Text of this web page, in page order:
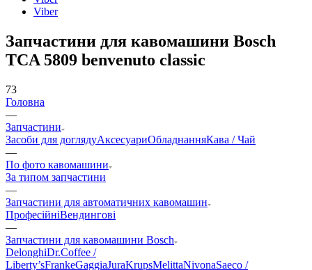
Viber
Запчастини для кавомашини Bosch
TCA 5809 benvenuto classic
73
Головна
—
Запчастини
Засоби для доглядуАксесуариОбладнанняКава / Чай
—
По фото кавомашини
За типом запчастини
—
Запчастини для автоматичних кавомашин
ПрофесійніВендингові
—
Запчастини для кавомашини Bosch
DelonghiDr.Coffee /
Liberty’sFrankeGaggiaJuraKrupsMelittaNivonaSaeco /